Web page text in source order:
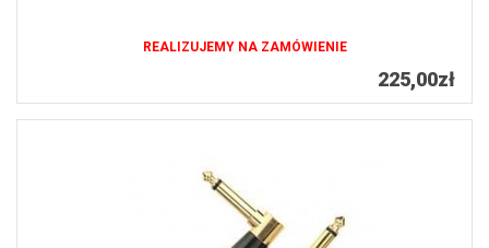
REALIZUJEMY NA ZAMÓWIENIE
225,00zł